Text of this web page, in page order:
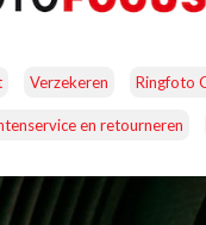
Verzekeren Ringfoto
en retourneren
ACCESSOIRES